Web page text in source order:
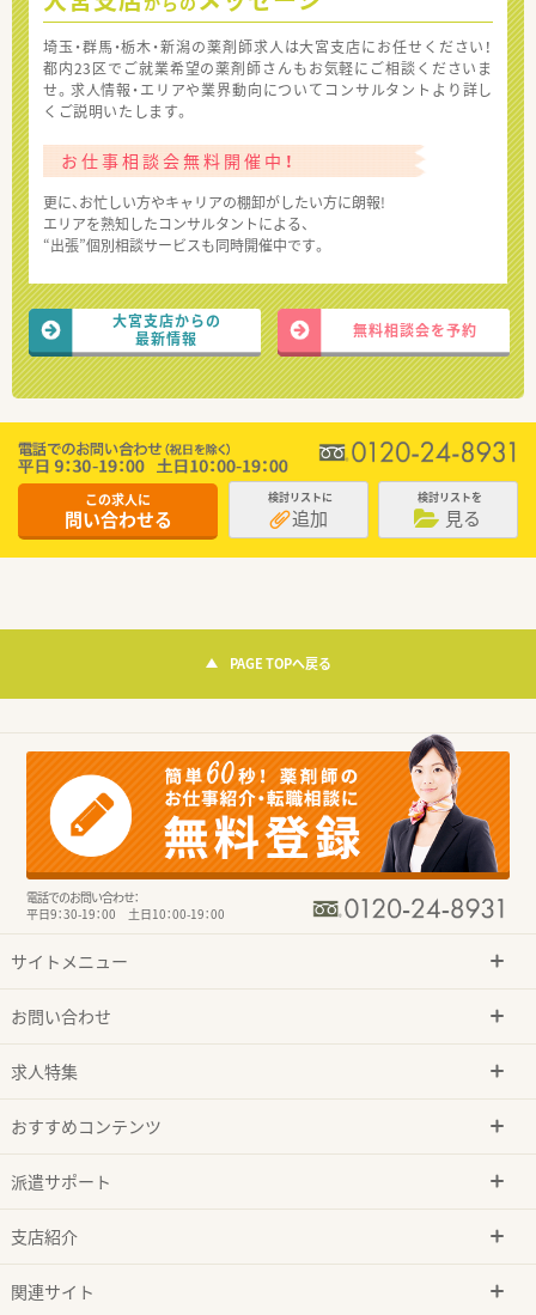
埼玉・群馬・栃木・新潟の薬剤師求人は大宮支店にお任せください！
都内23区でご就業希望の薬剤師さんもお気軽にご相談くださいま
せ。求人情報・エリアや業界動向についてコンサルタントより詳し
くご説明いたします。
お仕事相談会無料開催中！
更に、お忙しい方やキャリアの棚卸がしたい方に朗報!
エリアを熟知したコンサルタントによる、
“出張”個別相談サービスも同時開催中です。
大宮支店からの
最新情報
無料相談会を予約
この求人に
問い合わせる
検討リストに
追加
検討リストを
見る
PAGE TOPへ戻る
電話でのお問い合わせ：
平日9：30-19：00 土日10：00-19：00
サイトメニュー
お問い合わせ
求人特集
おすすめコンテンツ
派遣サポート
支店紹介
関連サイト